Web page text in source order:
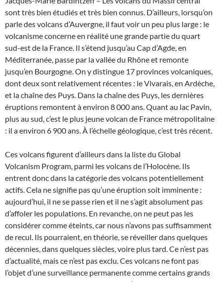
sont très bien étudiés et très bien connus. D’ailleurs, lorsqu’on
parle des volcans d’Auvergne, il faut voir un peu plus large : le
volcanisme concerne en réalité une grande partie du quart
sud-est de la France. Il s’étend jusqu’au Cap d’Agde, en
Méditerranée, passe par la vallée du Rhône et remonte
jusqu’en Bourgogne. On y distingue 17 provinces volcaniques,
dont deux sont relativement récentes : le Vivarais, en Ardèche,
et la chaîne des Puys. Dans la chaîne des Puys, les dernières
éruptions remontent à environ 8 000 ans. Quant au lac Pavin,
plus au sud, c’est le plus jeune volcan de France métropolitaine
: il a environ 6 900 ans. À l’échelle géologique, c’est très récent.
Ces volcans figurent d’ailleurs dans la liste du Global
Volcanism Program, parmi les volcans de l’Holocène. Ils
entrent donc dans la catégorie des volcans potentiellement
actifs. Cela ne signifie pas qu’une éruption soit imminente :
aujourd’hui, il ne se passe rien et il ne s’agit absolument pas
d’affoler les populations. En revanche, on ne peut pas les
considérer comme éteints, car nous n’avons pas suffisamment
de recul. Ils pourraient, en théorie, se réveiller dans quelques
décennies, dans quelques siècles, voire plus tard. Ce n’est pas
d’actualité, mais ce n’est pas exclu. Ces volcans ne font pas
l’objet d’une surveillance permanente comme certains grands